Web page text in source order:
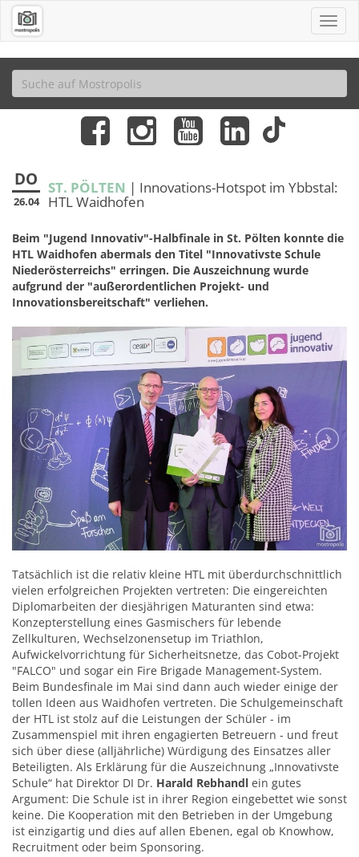
DO
26.04
ST. PÖLTEN | Innovations-Hotspot im Ybbstal:
HTL Waidhofen
Beim "Jugend Innovativ"-Halbfinale in St. Pölten konnte die
HTL Waidhofen abermals den Titel "Innovativste Schule
Niederösterreichs" erringen. Die Auszeichnung wurde
aufgrund der "außerordentlichen Projekt- und
Innovationsbereitschaft" verliehen.
Tatsächlich ist die relativ kleine HTL mit überdurchschnittlich
vielen erfolgreichen Projekten vertreten: Die eingereichten
Diplomarbeiten der diesjährigen Maturanten sind etwa:
Konzepterstellung eines Gasmischers für lebende
Zellkulturen, Wechselzonensetup im Triathlon,
Aufwickelvorrichtung für Sicherheitsnetze, das Cobot-Projekt
"FALCO" und sogar ein Fire Brigade Management-System.
Beim Bundesfinale im Mai sind dann auch wieder einige der
tollen Ideen aus Waidhofen vertreten. Die Schulgemeinschaft
der HTL ist stolz auf die Leistungen der Schüler - im
Zusammenspiel mit ihren engagierten Betreuern - und freut
sich über diese (alljährliche) Würdigung des Einsatzes aller
Beteiligten. Als Erklärung für die Auszeichnung „Innovativste
Schule“ hat Direktor DI Dr. Harald Rebhandl ein gutes
Argument: Die Schule ist in ihrer Region eingebettet wie sonst
keine. Die Kooperation mit den Betrieben in der Umgebung
ist einzigartig und dies auf allen Ebenen, egal ob Knowhow,
Recruitment oder beim Sponsoring.